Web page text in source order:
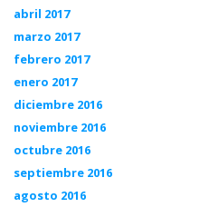
abril 2017
marzo 2017
febrero 2017
enero 2017
diciembre 2016
noviembre 2016
octubre 2016
septiembre 2016
agosto 2016